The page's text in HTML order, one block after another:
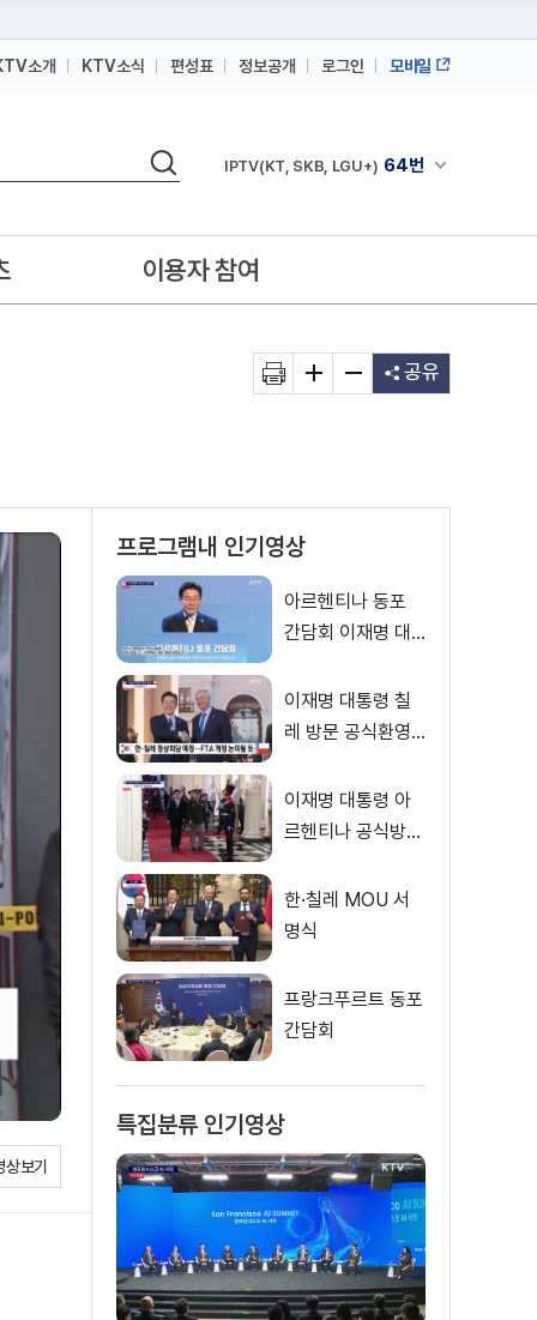
소개 KTV소식 편성표 정보공개 로그인 모바일
검색 채널안내 펼쳐
IPTV(KT, SKB, LGU+) 64번
IPTV(KT, SKB, LGU+)
이용자 참여
공유
보기
프로그램내 인기영상
아르헨티나 동포
간담회 이재명 대
이재명 대통령 칠
레 방문 공식환영
이재명 대통령 아
르헨티나 공식방문
한·칠레 MOU 서
명식
프랑크푸르트 동포
간담회
특집분류 인기영상